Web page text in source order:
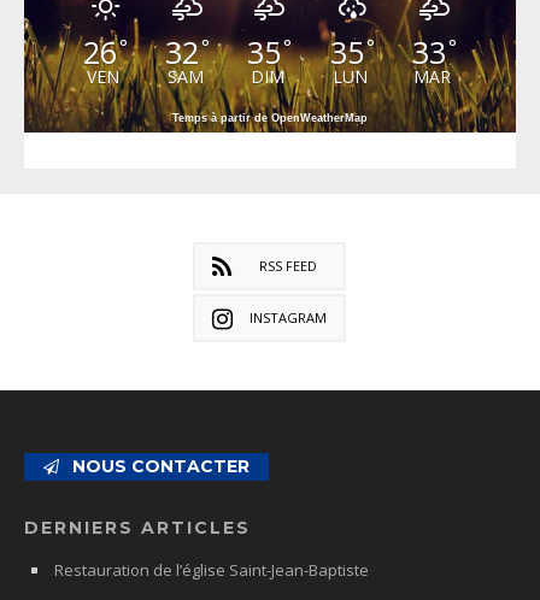
26°
VEN
32°
SAM
35°
DIM
35°
LUN
33°
MAR
Temps à partir de OpenWeatherMap
RSS FEED
INSTAGRAM
NOUS CONTACTER
DERNIERS ARTICLES
Restauration de l’église Saint-Jean-Baptiste